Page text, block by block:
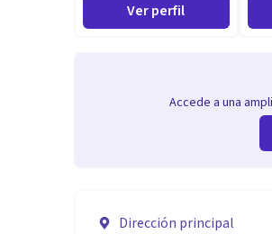
Ver perfil
Accede a una
Dirección principal